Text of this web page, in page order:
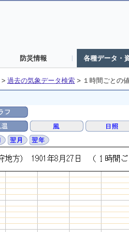
防災情報 各種データ・
> 過去の気象データ検索 > １時間ごとの